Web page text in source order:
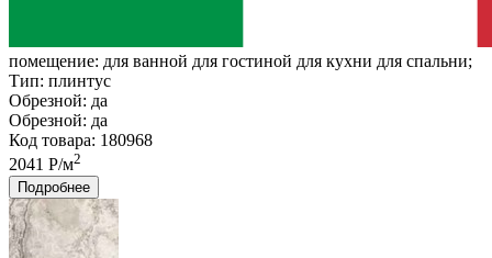
помещение: для ванной для гостиной для кухни для спальни;
Тип: плинтус
Обрезной: да
Обрезной: да
Код товара: 180968
2041 Р/м2
Подробнее